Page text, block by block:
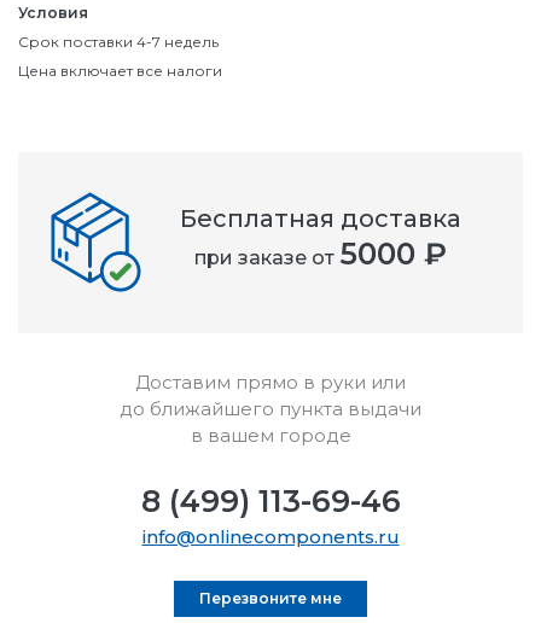
Условия
Срок поставки 4-7 недель
Цена включает все налоги
Бесплатная доставка
при заказе от 5000 ₽
Доставим прямо в руки или
до ближайшего пункта выдачи
в вашем городе
8 (499) 113-69-46
info@onlinecomponents.ru
Перезвоните мне